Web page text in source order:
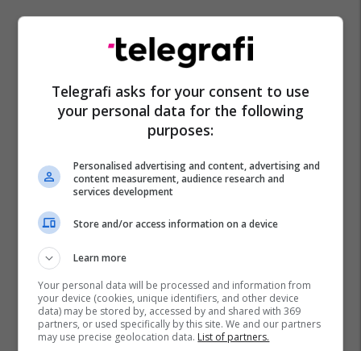
Telegrafi asks for your consent to use
your personal data for the following
purposes:
Personalised advertising and content, advertising and
content measurement, audience research and
services development
Store and/or access information on a device
Learn more
Your personal data will be processed and information from
your device (cookies, unique identifiers, and other device
data) may be stored by, accessed by and shared with 369
partners, or used specifically by this site. We and our partners
may use precise geolocation data. List of partners.